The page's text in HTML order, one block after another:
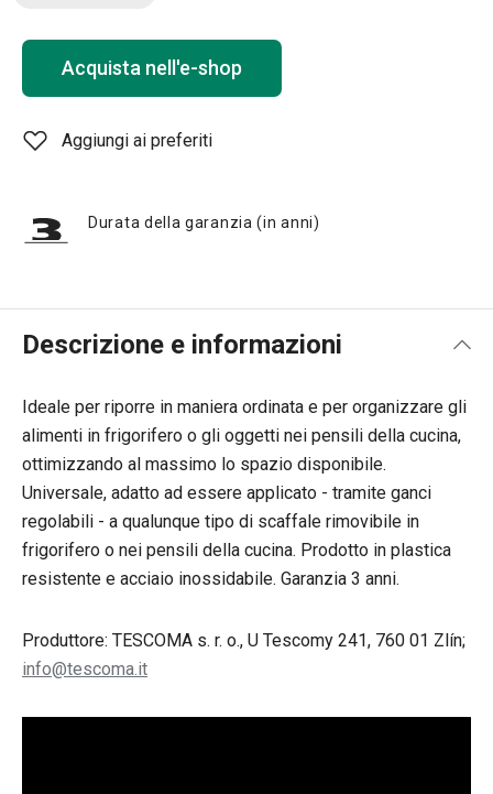
Acquista nell'e-shop
Aggiungi ai preferiti
Durata della garanzia (in anni)
Descrizione e informazioni
Ideale per riporre in maniera ordinata e per organizzare gli
alimenti in frigorifero o gli oggetti nei pensili della cucina,
ottimizzando al massimo lo spazio disponibile.
Universale, adatto ad essere applicato - tramite ganci
regolabili - a qualunque tipo di scaffale rimovibile in
frigorifero o nei pensili della cucina. Prodotto in plastica
resistente e acciaio inossidabile. Garanzia 3 anni.
Produttore: TESCOMA s. r. o., U Tescomy 241, 760 01 Zlín;
info@tescoma.it